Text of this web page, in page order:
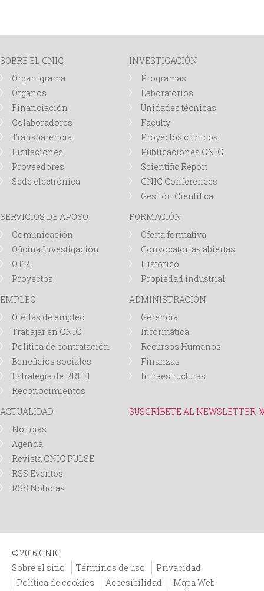
SOBRE EL CNIC
Organigrama
Órganos
Financiación
Colaboradores
Transparencia
Licitaciones
Proveedores
Sede electrónica
INVESTIGACIÓN
Programas
Laboratorios
Unidades técnicas
Faculty
Proyectos clínicos
Publicaciones CNIC
Scientific Report
CNIC Conferences
Gestión Científica
SERVICIOS DE APOYO
Comunicación
Oficina Investigación
OTRI
Proyectos
FORMACIÓN
Oferta formativa
Convocatorias abiertas
Histórico
Propiedad industrial
EMPLEO
Ofertas de empleo
Trabajar en CNIC
Política de contratación
Beneficios sociales
Estrategia de RRHH
Reconocimientos
ADMINISTRACIÓN
Gerencia
Informática
Recursos Humanos
Finanzas
Infraestructuras
ACTUALIDAD
Noticias
Agenda
Revista CNIC PULSE
RSS Eventos
RSS Noticias
SUSCRÍBETE AL NEWSLETTER
© 2016 CNIC
Sobre el sitio
Términos de uso
Privacidad
Política de cookies
Accesibilidad Mapa Web